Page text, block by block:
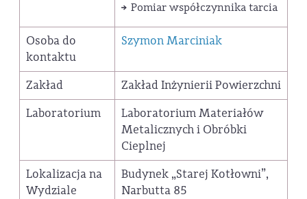
Pomiar współczynnika tarcia
Osoba do
kontaktu
Szymon Marciniak
Zakład
Zakład Inżynierii Powierzchni
Laboratorium
Laboratorium Materiałów
Metalicznych i Obróbki
Cieplnej
Lokalizacja na
Wydziale
Budynek „Starej Kotłowni”,
Narbutta 85